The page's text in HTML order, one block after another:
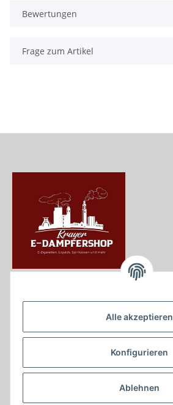
Alle akzeptieren
Konfigurieren
Ablehnen
Bewertungen
Frage zum Artikel
Krayerstraße 249
Tel.:0201555402
info@krayer-edampfer-shop.de
Gesetzliche Informationen